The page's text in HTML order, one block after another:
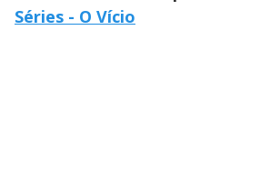
Séries - O Vício